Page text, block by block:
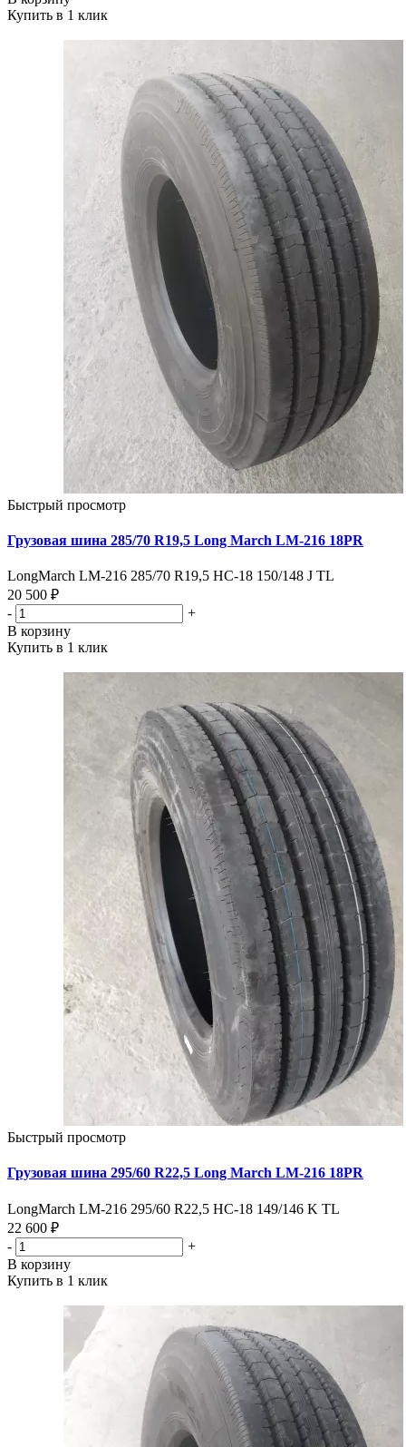
Купить в 1 клик
Быстрый просмотр
Грузовая шина 285/70 R19,5 Long March LM-216 18PR
LongMarch LM-216 285/70 R19,5 НС-18 150/148 J TL
20 500 ₽
-
+
В корзину
Купить в 1 клик
Быстрый просмотр
Грузовая шина 295/60 R22,5 Long March LM-216 18PR
LongMarch LM-216 295/60 R22,5 НС-18 149/146 K TL
22 600 ₽
-
+
В корзину
Купить в 1 клик